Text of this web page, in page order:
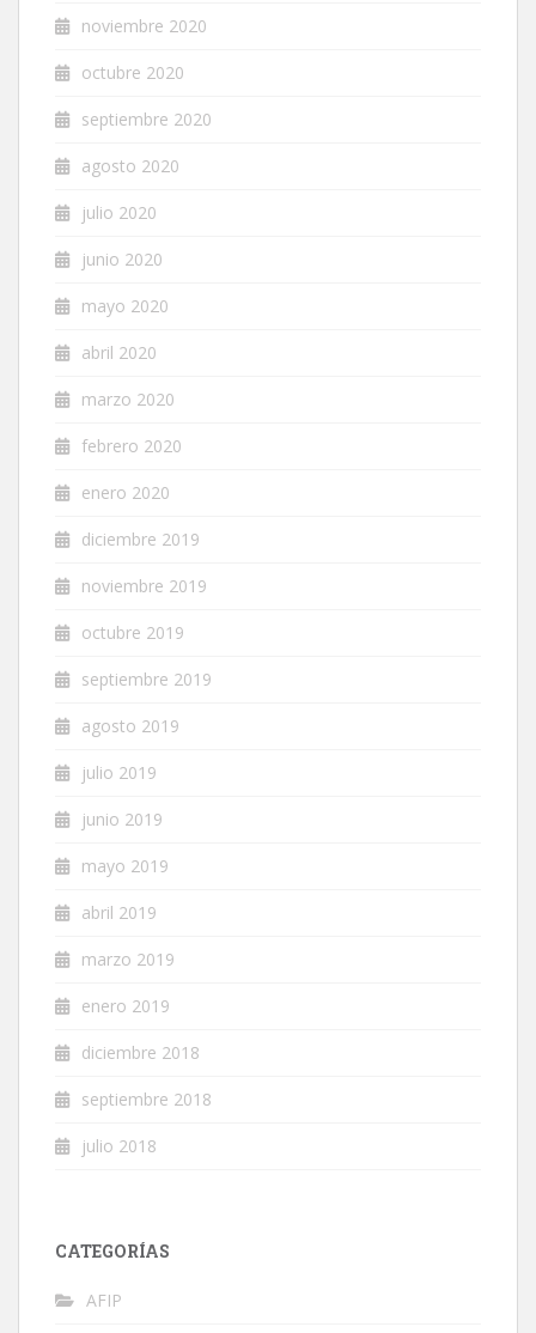
noviembre 2020
octubre 2020
septiembre 2020
agosto 2020
julio 2020
junio 2020
mayo 2020
abril 2020
marzo 2020
febrero 2020
enero 2020
diciembre 2019
noviembre 2019
octubre 2019
septiembre 2019
agosto 2019
julio 2019
junio 2019
mayo 2019
abril 2019
marzo 2019
enero 2019
diciembre 2018
septiembre 2018
julio 2018
CATEGORÍAS
AFIP